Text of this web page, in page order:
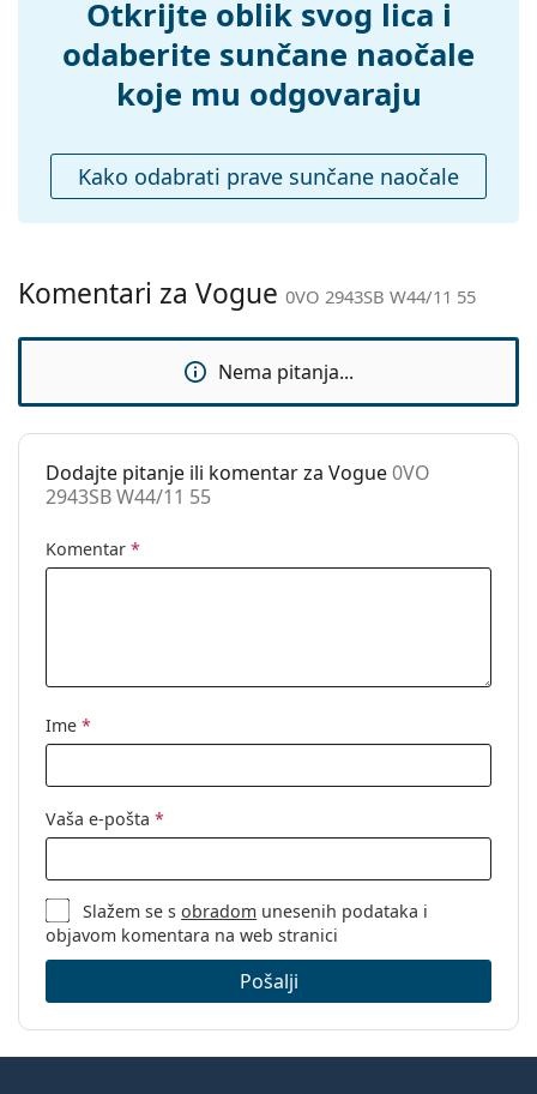
Ne
Dodaci
Da
čišćenje:
Da
Kategorija:
Sunčane naočale
Marka:
Vogue
Moda
Otkrijte oblik svog lica i
odaberite sunčane naočale
koje mu odgovaraju
Kako odabrati prave sunčane naočale
Komentari za Vogue 0VO 2943SB W44/11 55
Nema pitanja...
Dodajte pitanje ili komentar za Vogue0VO
2943SB W44/11 55
Komentar *
Ime *
Vaša e-pošta *
Slažem se sobradom unesenih podataka i
objavom komentara na web stranici
Pošalji